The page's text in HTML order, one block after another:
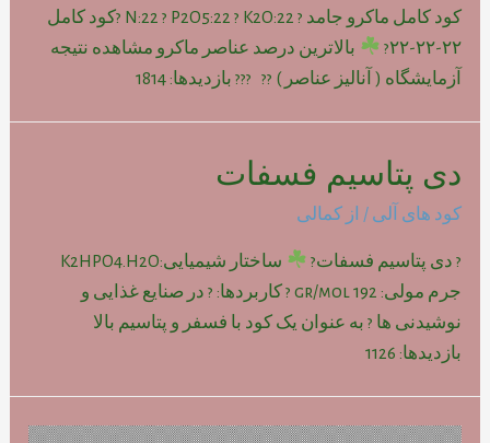
کود کامل ماکرو جامد ? N:22 ? P2O5:22 ? K2O:22 ?کود کامل
۲۲-۲۲-۲۲?
بالاترین درصد عناصر ماکرو مشاهده نتیجه
آزمایشگاه ( آنالیز عناصر ) ?? ??? بازدیدها: 1814
دی پتاسیم فسفات
کود های آلی / از کمالی
? دی پتاسیم فسفات?
ساختار شیمیایی:K2HPO4.H2O
جرم مولی: gr/mol 192 ? کاربردها: ? در صنایع غذایی و
نوشیدنی ها ? به عنوان یک کود با فسفر و پتاسیم بالا
بازدیدها: 1126